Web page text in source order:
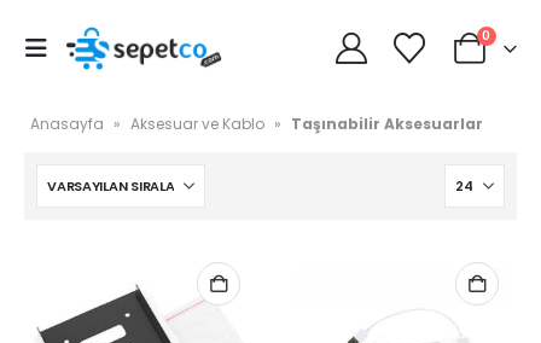
0
Anasayfa » Aksesuar ve Kablo » Taşınabilir Aksesuarlar